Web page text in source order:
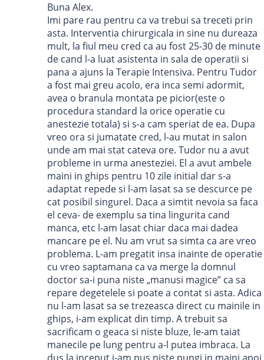
Buna Alex.
Imi pare rau pentru ca va trebui sa treceti prin
asta. Interventia chirurgicala in sine nu dureaza
mult, la fiul meu cred ca au fost 25-30 de minute
de cand l-a luat asistenta in sala de operatii si
pana a ajuns la Terapie Intensiva. Pentru Tudor
a fost mai greu acolo, era inca semi adormit,
avea o branula montata pe picior(este o
procedura standard la orice operatie cu
anestezie totala) si s-a cam speriat de ea. Dupa
vreo ora si jumatate cred, l-au mutat in salon
unde am mai stat cateva ore. Tudor nu a avut
probleme in urma anesteziei. El a avut ambele
maini in ghips pentru 10 zile initial dar s-a
adaptat repede si l-am lasat sa se descurce pe
cat posibil singurel. Daca a simtit nevoia sa faca
el ceva- de exemplu sa tina lingurita cand
manca, etc l-am lasat chiar daca mai dadea
mancare pe el. Nu am vrut sa simta ca are vreo
problema. L-am pregatit insa inainte de operatie
cu vreo saptamana ca va merge la domnul
doctor sa-i puna niste „manusi magice” ca sa
repare degetelele si poate a contat si asta. Adica
nu l-am lasat sa se trezeasca direct cu mainile in
ghips, i-am explicat din timp. A trebuit sa
sacrificam o geaca si niste bluze, le-am taiat
manecile pe lung pentru a-l putea imbraca. La